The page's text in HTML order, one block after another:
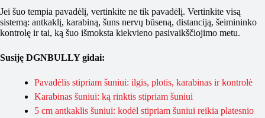
Jei šuo tempia pavadėlį, vertinkite ne tik pavadėlį. Vertinkite visą
sistemą: antkaklį, karabiną, šuns nervų būseną, distanciją, šeimininko
kontrolę ir tai, ką šuo išmoksta kiekvieno pasivaikščiojimo metu.
Susiję DGNBULLY gidai:
Pavadėlis stipriam šuniui: ilgis, plotis, karabinas ir kontrolė
Karabinas šuniui: ką rinktis stipriam šuniui
5 cm antkaklis šuniui: kodėl stipriam šuniui reikia platesnio